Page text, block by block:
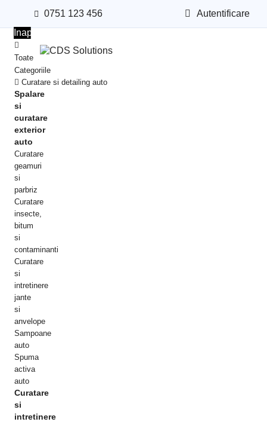
0751 123 456
Autentificare
Inapoi
Toate
Categoriile
Curatare si detailing auto
Spalare
si
curatare
exterior
auto
Curatare
geamuri
si
parbriz
Curatare
insecte,
bitum
si
contaminanti
Curatare
si
intretinere
jante
si
anvelope
Sampoane
auto
Spuma
activa
auto
Curatare
si
intretinere